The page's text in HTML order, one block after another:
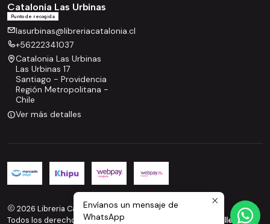
Catalonia Las Urbinas
Punto de recogida
lasurbinas@libreriacatalonia.cl
+56222341037
Catalonia Las Urbinas
Las Urbinas 17
Santiago - Providencia
Región Metropolitana -
Chile
Ver más detalles
2026 Libreria Catalonia.
Todos los derechos reservados.
Desarrollado por Jumpseller
Envíanos un mensaje de
WhatsApp